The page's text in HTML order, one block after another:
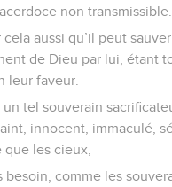
non transmissible.
cela aussi qu’il peut
de Dieu par lui, étant
leur faveur.
un tel souverain
innocent, immaculé,
les cieux,
besoin, comme les